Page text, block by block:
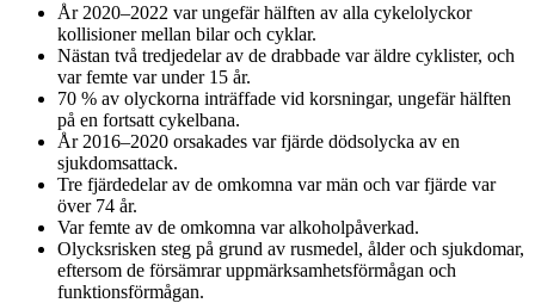
År 2020–2022 var ungefär hälften av alla cykelolyckor
kollisioner mellan bilar och cyklar.
Nästan två tredjedelar av de drabbade var äldre cyklister, och
var femte var under 15 år.
70 % av olyckorna inträffade vid korsningar, ungefär hälften
på en fortsatt cykelbana.
År 2016–2020 orsakades var fjärde dödsolycka av en
sjukdomsattack.
Tre fjärdedelar av de omkomna var män och var fjärde var
över 74 år.
Var femte av de omkomna var alkoholpåverkad.
Olycksrisken steg på grund av rusmedel, ålder och sjukdomar,
eftersom de försämrar uppmärksamhetsförmågan och
funktionsförmågan.